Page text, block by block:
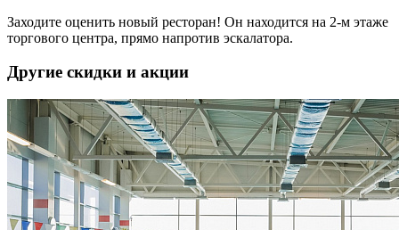
Заходите оценить новый ресторан! Он находится на 2-м этаже
торгового центра, прямо напротив эскалатора.
Другие скидки и акции